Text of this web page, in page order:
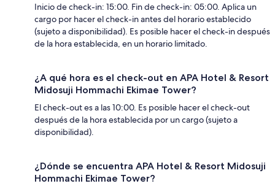
Inicio de check-in: 15:00. Fin de check-in: 05:00. Aplica un
cargo por hacer el check-in antes del horario establecido
(sujeto a disponibilidad). Es posible hacer el check-in después
de la hora establecida, en un horario limitado.
¿A qué hora es el check-out en APA Hotel & Resort
Midosuji Hommachi Ekimae Tower?
El check-out es a las 10:00. Es posible hacer el check-out
después de la hora establecida por un cargo (sujeto a
disponibilidad).
¿Dónde se encuentra APA Hotel & Resort Midosuji
Hommachi Ekimae Tower?